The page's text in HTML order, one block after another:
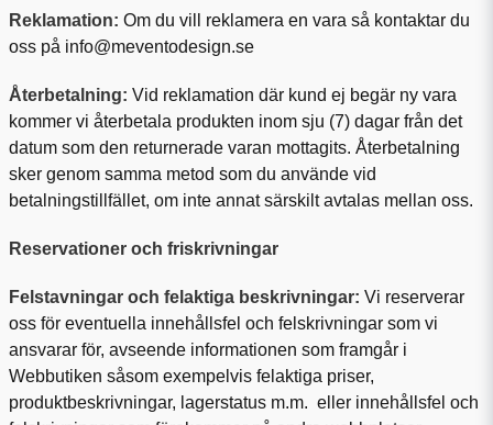
Reklamation: Om du vill reklamera en vara så kontaktar du
oss på info@meventodesign.se
Återbetalning: Vid reklamation där kund ej begär ny vara
kommer vi återbetala produkten inom sju (7) dagar från det
datum som den returnerade varan mottagits. Återbetalning
sker genom samma metod som du använde vid
betalningstillfället, om inte annat särskilt avtalas mellan oss.
Reservationer och friskrivningar
Felstavningar och felaktiga beskrivningar: Vi reserverar
oss för eventuella innehållsfel och felskrivningar som vi
ansvarar för, avseende informationen som framgår i
Webbutiken såsom exempelvis felaktiga priser,
produktbeskrivningar, lagerstatus m.m. eller innehållsfel och